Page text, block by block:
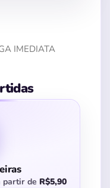
IMEDIATA
partir de R$5,90